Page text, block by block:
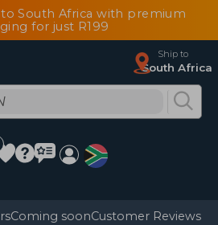
South Africa with premium
for just R199
Ship to
South Africa
Coming soonCustomer Reviews